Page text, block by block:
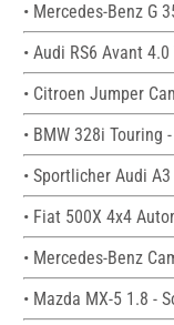
• Mercedes-Benz G
• Audi RS6 Avant
• Citroen Jumper
• BMW 328i Touring
• Sportlicher Audi A3
• Fiat 500X 4x4
• Mercedes-Benz
• Mazda MX-5 1.8 -